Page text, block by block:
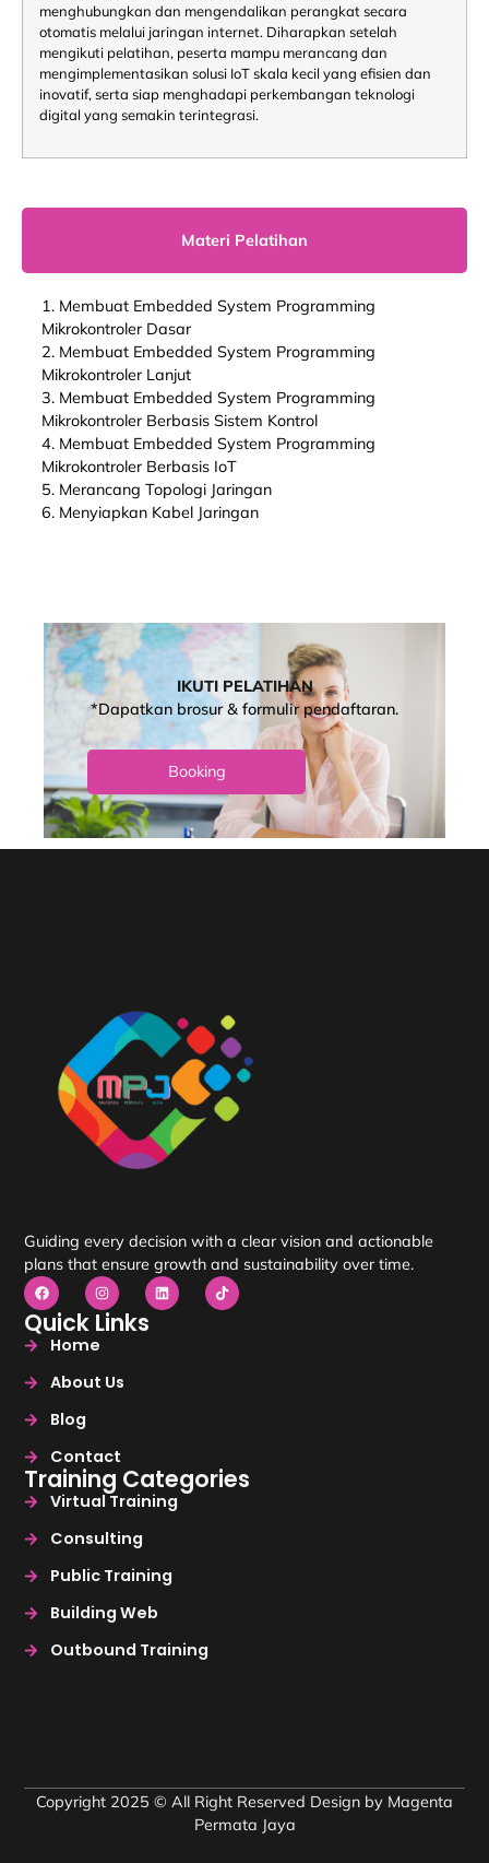
menghubungkan dan mengendalikan perangkat secara
otomatis melalui jaringan internet. Diharapkan setelah
mengikuti pelatihan, peserta mampu merancang dan
mengimplementasikan solusi IoT skala kecil yang efisien dan
inovatif, serta siap menghadapi perkembangan teknologi
digital yang semakin terintegrasi.
Materi Pelatihan
1. Membuat Embedded System Programming
Mikrokontroler Dasar
2. Membuat Embedded System Programming
Mikrokontroler Lanjut
3. Membuat Embedded System Programming
Mikrokontroler Berbasis Sistem Kontrol
4. Membuat Embedded System Programming
Mikrokontroler Berbasis IoT
5. Merancang Topologi Jaringan
6. Menyiapkan Kabel Jaringan
IKUTI PELATIHAN
*Dapatkan brosur & formulir pendaftaran.
Booking
Guiding every decision with a clear vision and actionable
plans that ensure growth and sustainability over time.
Quick Links
Home
About Us
Blog
Contact
Training Categories
Virtual Training
Consulting
Public Training
Building Web
Outbound Training
Copyright 2025 © All Right Reserved Design by Magenta
Permata Jaya